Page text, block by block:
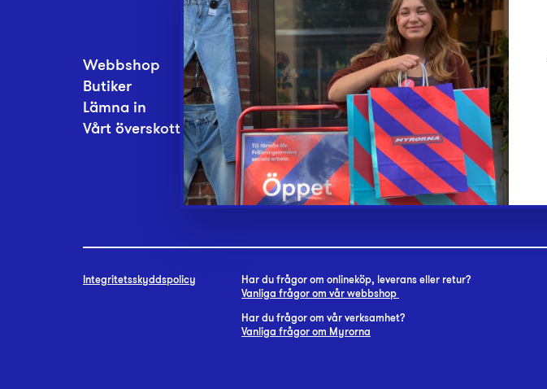
Webbshop
Butiker
Lämna in
Vårt överskott
Inlämningsplatser
Om Myrorna
Lediga jobb
Pressrum
Kontakt
Integritetsskyddspolicy
Har du frågor om onlineköp, leverans eller retur?
Vanliga frågor om vår webbshop
Har du frågor om vår verksamhet?
Vanliga frågor om Myrorna